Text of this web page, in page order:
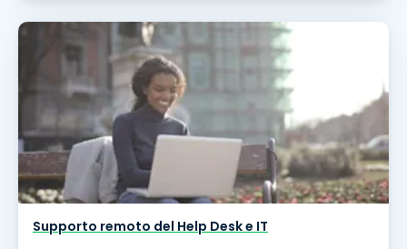
Supporto remoto del Help Desk e IT